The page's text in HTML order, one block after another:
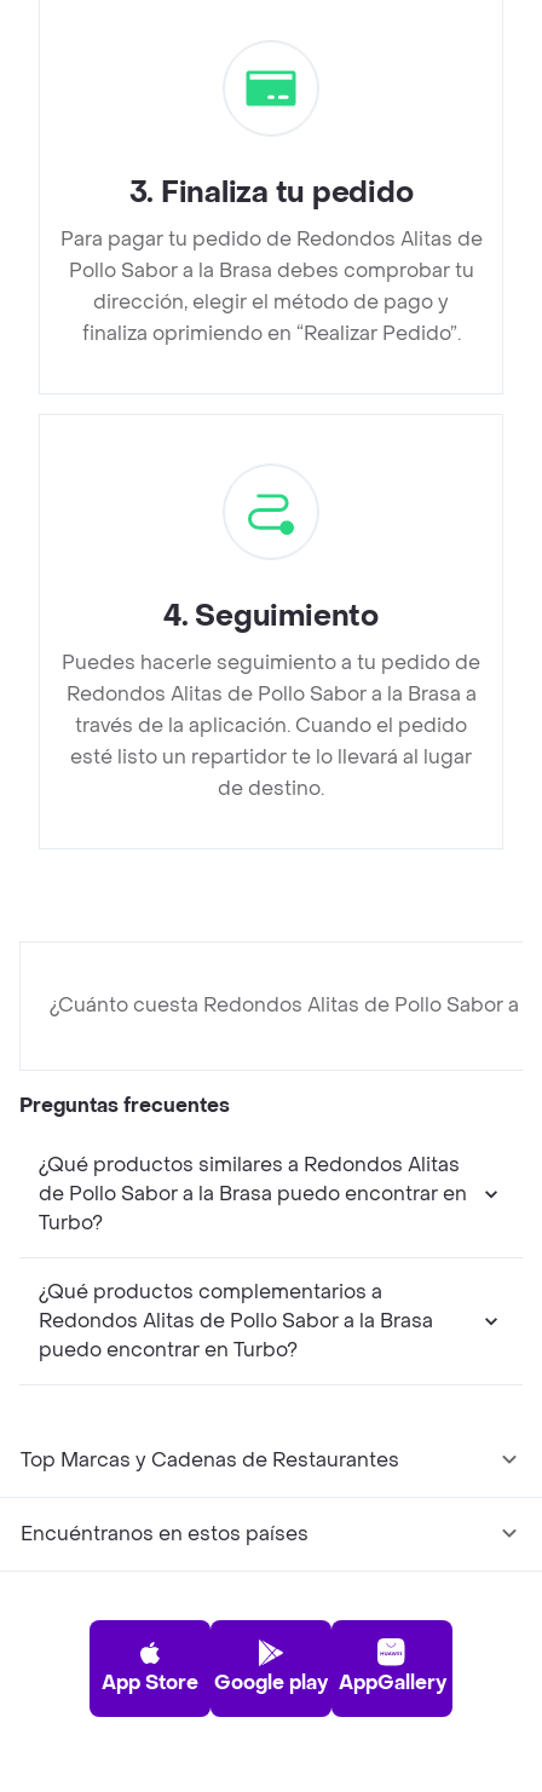
3. Finaliza tu pedido
Para pagar tu pedido de Redondos Alitas de
Pollo Sabor a la Brasa debes comprobar tu
dirección, elegir el método de pago y
finaliza oprimiendo en “Realizar Pedido”.
4. Seguimiento
Puedes hacerle seguimiento a tu pedido de
Redondos Alitas de Pollo Sabor a la Brasa a
través de la aplicación. Cuando el pedido
esté listo un repartidor te lo llevará al lugar
de destino.
¿Cuánto cuesta Redondos Alitas de Pollo Sabor a
Preguntas frecuentes
¿Qué productos similares a Redondos Alitas
de Pollo Sabor a la Brasa puedo encontrar en
Turbo?
¿Qué productos complementarios a
Redondos Alitas de Pollo Sabor a la Brasa
puedo encontrar en Turbo?
Top Marcas y Cadenas de Restaurantes
Encuéntranos en estos países
App Store Google play AppGallery